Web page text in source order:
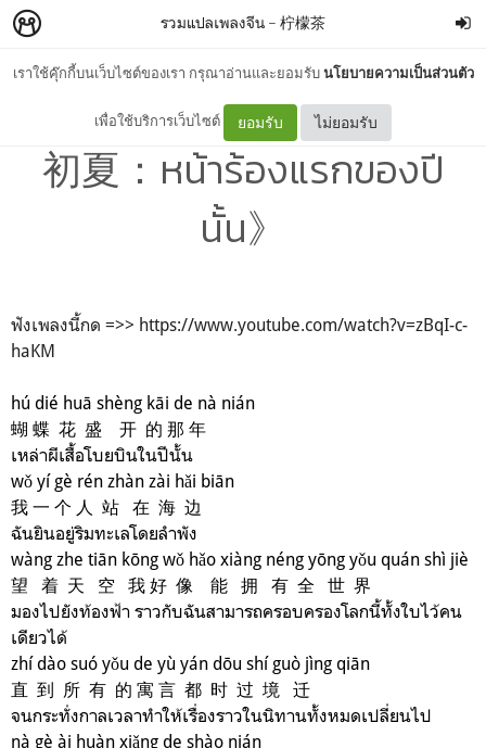
เราใช้คุ๊กกี้บนเว็บไซต์ของเรา กรุณาอ่านและยอมรับนโยบายความเป็นส่วนตัว
เพื่อใช้บริการเว็บไซต์ ยอมรับ ไม่ยอมรับ
รวมแปลเพลงจีน – 柠檬茶
#แปลเพลงจีน 《任然-那年
初夏：หน้าร้องแรกของปี
นั้น》
ฟังเพลงนี้กด =>> https://www.youtube.com/watch?v=zBqI-c-
haKM
hú dié huā shèng kāi de nà nián
蝴 蝶 花 盛 开 的 那 年
เหล่าผีเสื้อโบยบินในปีนั้น
wǒ yí gè rén zhàn zài hǎi biān
我 一 个 人 站 在 海 边
ฉันยินอยู่ริมทะเลโดยลำพัง
wàng zhe tiān kōng wǒ hǎo xiàng néng yōng yǒu quán shì jiè
望 着 天 空 我 好 像 能 拥 有 全 世 界
มองไปยังท้องฟ้า ราวกับฉันสามารถครอบครองโลกนี้ทั้งใบไว้คน
เดียวได้
zhí dào suó yǒu de yù yán dōu shí guò jìng qiān
直 到 所 有 的 寓 言 都 时 过 境 迁
จนกระทั่งกาลเวลาทำให้เรื่องราวในนิทานทั้งหมดเปลี่ยนไป
nà gè ài huàn xiǎng de shào nián